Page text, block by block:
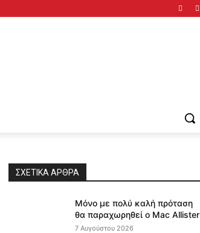
ΣΧΕΤΙΚΆ ΆΡΘΡΑ
Μόνο με πολύ καλή πρόταση
θα παραχωρηθεί ο Mac Allister
7 Αυγούστου 2026